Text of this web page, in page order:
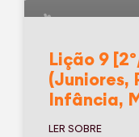
Lição 9
(Juniores,
Infância,
LER SOBRE